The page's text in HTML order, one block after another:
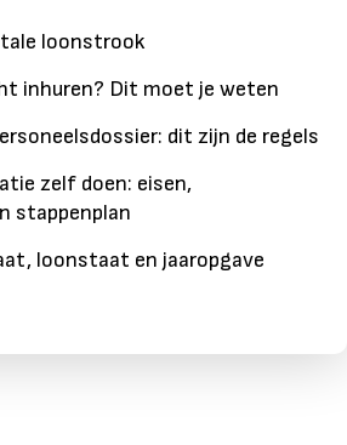
loonstrook
inhuren? Dit moet je weten
dit zijn de regels
zelf doen: eisen,
stappenplan
loonstaat en jaaropgave